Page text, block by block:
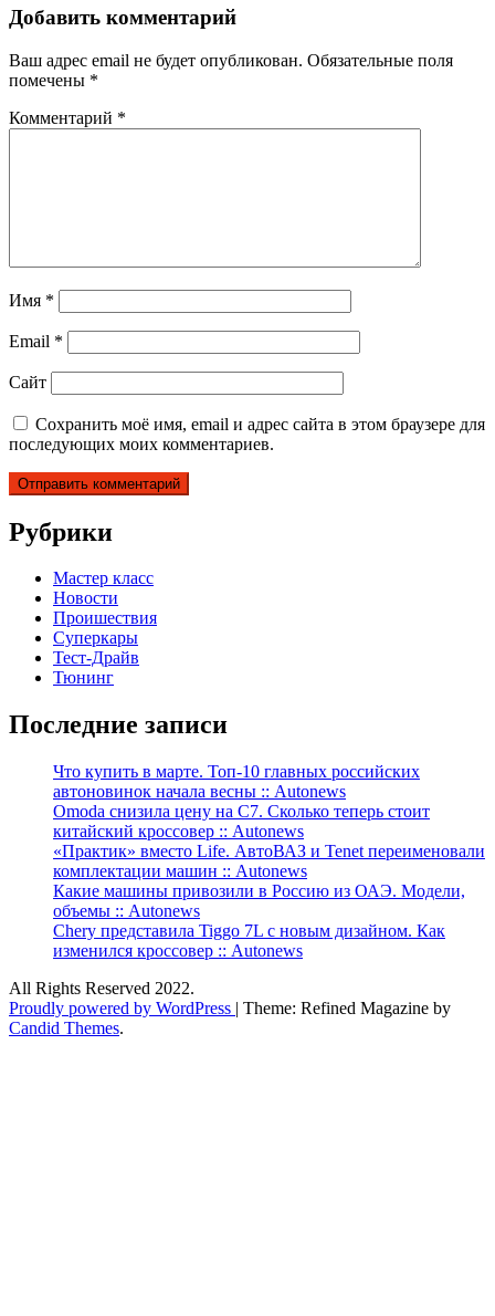
Добавить комментарий
Ваш адрес email не будет опубликован. Обязательные поля
помечены *
Комментарий *
Имя *
Email *
Сайт
Сохранить моё имя, email и адрес сайта в этом браузере для
последующих моих комментариев.
Рубрики
Мастер класс
Новости
Проишествия
Суперкары
Тест-Драйв
Тюнинг
Последние записи
Что купить в марте. Топ-10 главных российских
автоновинок начала весны :: Autonews
Omoda снизила цену на C7. Сколько теперь стоит
китайский кроссовер :: Autonews
«Практик» вместо Life. АвтоВАЗ и Tenet переименовали
комплектации машин :: Autonews
Какие машины привозили в Россию из ОАЭ. Модели,
объемы :: Autonews
Chery представила Tiggo 7L с новым дизайном. Как
изменился кроссовер :: Autonews
All Rights Reserved 2022.
Proudly powered by WordPress | Theme: Refined Magazine by
Candid Themes.